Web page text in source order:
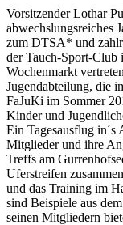
Vorsitzender Lothar
abwechslungsreiches
zum DTSA* und
der Tauch-Sport-Club
Wochenmarkt
Jugendabteilung, die
FaJuKi im Sommer
Kinder und
Ein Tagesausflug
Mitglieder und ihre
Treffs am
Uferstreifen
und das Training im
sind Beispiele aus
seinen Mitgliedern